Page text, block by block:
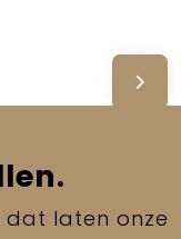
dat laten onze